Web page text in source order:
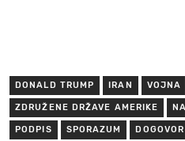
DONALD TRUMP IRAN VOJNA
ZDRUŽENE DRŽAVE AMERIKE
PODPIS SPORAZUM DOGOVOR